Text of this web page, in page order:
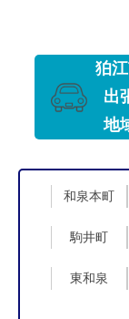
狛
出
地
和泉本町
駒井町
東和泉